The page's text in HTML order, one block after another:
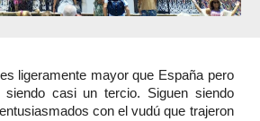
ligeramente mayor que España pero
siendo casi un tercio. Siguen siendo
con el vudú que trajeron